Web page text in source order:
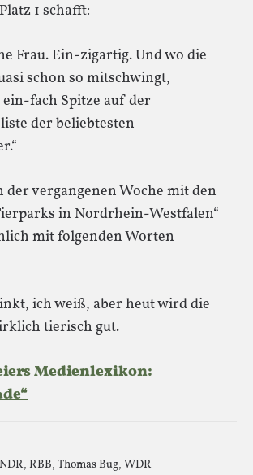
1 schafft:
Frau. Ein-zigartig. Und wo die
schon so mitschwingt,
fach Spitze auf der
der beliebtesten
der vergangenen Woche mit den
in Nordrhein-Westfalen“
mit folgenden Worten
ich weiß, aber heut wird die
tierisch gut.
Medienlexikon:
NDR, RBB, Thomas Bug, WDR